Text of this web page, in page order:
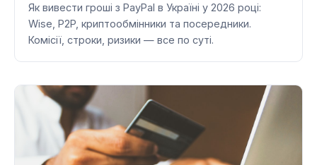
Як вивести гроші з PayPal в Україні у 2026 році:
Wise, P2P, криптообмінники та посередники.
Комісії, строки, ризики — все по суті.